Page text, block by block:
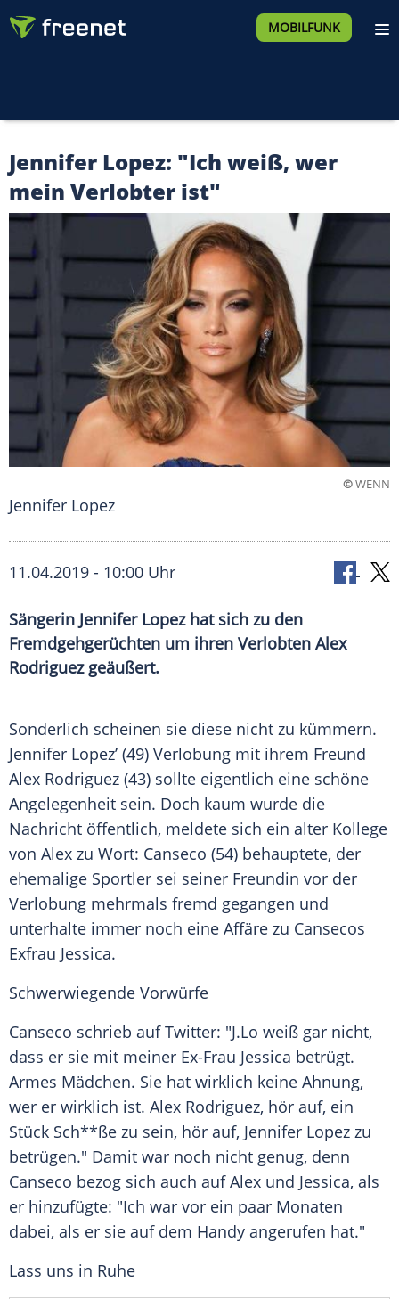
MOBILFUNK
Jennifer Lopez: "Ich weiß, wer
mein Verlobter ist"
©WENN
Jennifer Lopez
11.04.2019 - 10:00 Uhr
Sängerin Jennifer Lopez hat sich zu den
Fremdgehgerüchten um ihren Verlobten Alex
Rodriguez geäußert.
Sonderlich scheinen sie diese nicht zu kümmern.
Jennifer Lopez’ (49) Verlobung mit ihrem Freund
Alex Rodriguez (43) sollte eigentlich eine schöne
Angelegenheit sein. Doch kaum wurde die
Nachricht öffentlich, meldete sich ein alter Kollege
von Alex zu Wort: Canseco (54) behauptete, der
ehemalige Sportler sei seiner Freundin vor der
Verlobung mehrmals fremd gegangen und
unterhalte immer noch eine Affäre zu Cansecos
Exfrau Jessica.
Schwerwiegende Vorwürfe
Canseco schrieb aufTwitter: "J.Lo weiß gar nicht,
dass er sie mit meiner Ex-Frau Jessica betrügt.
Armes Mädchen. Sie hat wirklich keine Ahnung,
wer er wirklich ist. Alex Rodriguez, hör auf, ein
Stück Sch**ße zu sein, hör auf, Jennifer Lopez zu
betrügen." Damit war noch nicht genug, denn
Canseco bezog sich auch aufAlex und Jessica, als
er hinzufügte: "Ich war vor ein paar Monaten
dabei, als er sie auf dem Handy angerufen hat."
Lass uns in Ruhe